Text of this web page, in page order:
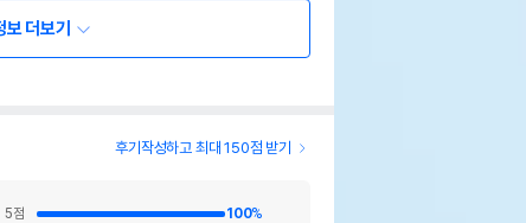
더보기
후기작성하고 최대 150점 받기
5점 100%